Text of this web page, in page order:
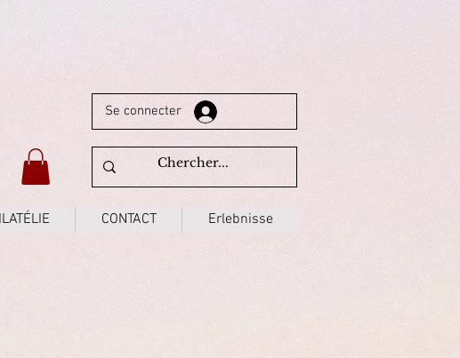
Se connecter
CONTACT Erlebnisse